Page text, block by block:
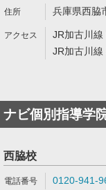
兵庫県西脇
JR加古川
JR加古川
ナビ個別指導学
西脇校
0120-941-